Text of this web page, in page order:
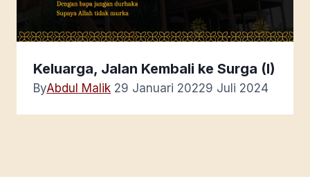
Keluarga, Jalan Kembali ke Surga (I)
ByAbdul Malik 29 Januari 20229 Juli 2024